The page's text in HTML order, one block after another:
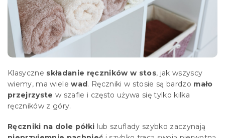
Klasyczne składanie ręczników w stos, jak wszyscy
wiemy, ma wielewad. Ręczniki w stosie są bardzo mało
przejrzyste w szafie i często używa się tylko kilka
ręczników z góry.
Ręczniki na dole półki lub szuflady szybko zaczynają